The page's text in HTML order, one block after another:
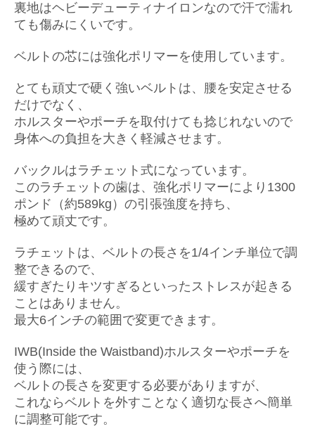
裏地はヘビーデューティナイロンなので汗で濡れ
ても傷みにくいです。
ベルトの芯には強化ポリマーを使用しています。
とても頑丈で硬く強いベルトは、腰を安定させる
だけでなく、
ホルスターやポーチを取付けても捻じれないので
身体への負担を大きく軽減させます。
バックルはラチェット式になっています。
このラチェットの歯は、強化ポリマーにより1300
ポンド（約589kg）の引張強度を持ち、
極めて頑丈です。
ラチェットは、ベルトの長さを1/4インチ単位で調
整できるので、
緩すぎたりキツすぎるといったストレスが起きる
ことはありません。
最大6インチの範囲で変更できます。
IWB(Inside the Waistband)ホルスターやポーチを
使う際には、
ベルトの長さを変更する必要がありますが、
これならベルトを外すことなく適切な長さへ簡単
に調整可能です。